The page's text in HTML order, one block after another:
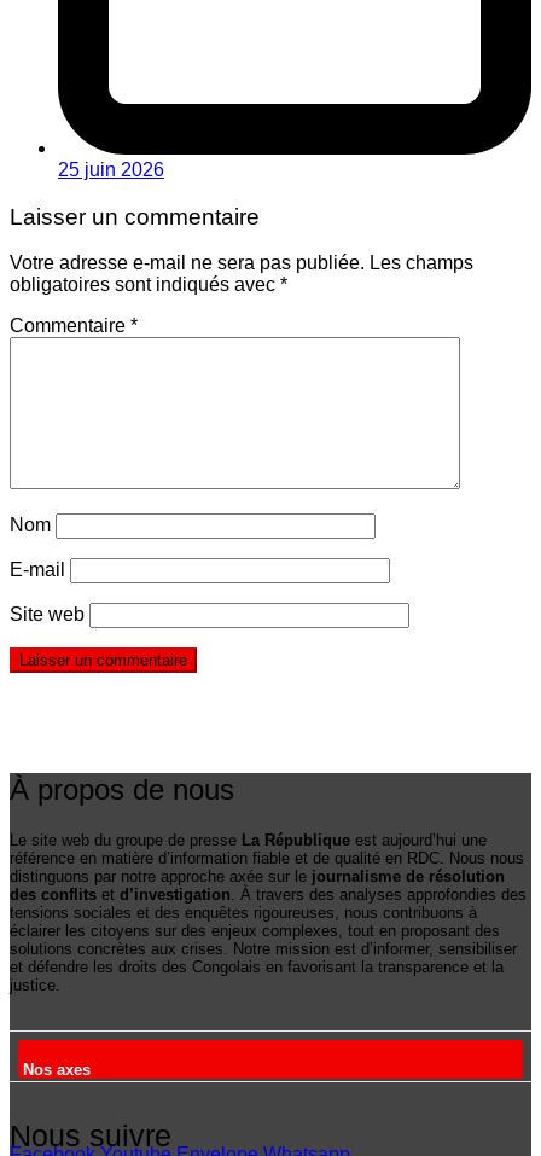
25 juin 2026
Laisser un commentaire
Votre adresse e-mail ne sera pas publiée. Les champs
obligatoires sont indiqués avec *
Commentaire *
Nom
E-mail
Site web
À propos de nous
Le site web du groupe de presse La République est aujourd’hui une
référence en matière d’information fiable et de qualité en RDC. Nous nous
distinguons par notre approche axée sur le journalisme de résolution
des conflits et d’investigation. À travers des analyses approfondies des
tensions sociales et des enquêtes rigoureuses, nous contribuons à
éclairer les citoyens sur des enjeux complexes, tout en proposant des
solutions concrètes aux crises. Notre mission est d’informer, sensibiliser
et défendre les droits des Congolais en favorisant la transparence et la
justice.
Nos axes
Nous suivre